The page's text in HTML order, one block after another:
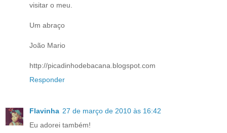
visitar o meu.
Um abraço
João Mario
http://picadinhodebacana.blogspot.com
Responder
Flavinha 27 de março de 2010 às 16:42
Eu adorei também!